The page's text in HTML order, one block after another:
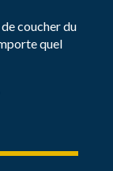
coucher du
quel